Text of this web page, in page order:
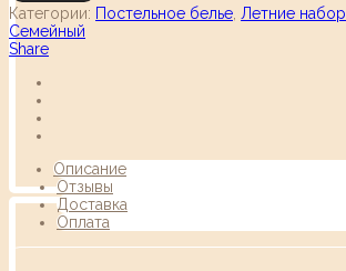
Категории: Постельное белье Летние
Семейный
Share
Описание
Отзывы
Доставка
Оплата